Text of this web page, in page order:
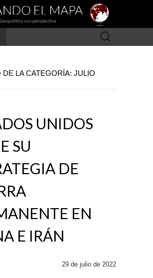
Buscar:
DE LA CATEGORÍA: JULIO
UNIDOS
SU
DE
EN
E IRÁN
29 de julio de 2022